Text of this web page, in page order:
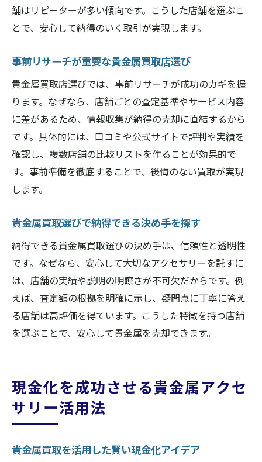
舗はリピーターが多い傾向です。こうした店舗を選ぶこ
とで、安心して納得のいく取引が実現します。
事前リサーチが重要な貴金属買取店選び
貴金属買取店選びでは、事前リサーチが成功のカギを握
ります。なぜなら、店舗ごとの査定基準やサービス内容
に差があるため、情報収集が納得の売却に直結するから
です。具体的には、口コミや公式サイトで評判や実績を
確認し、複数店舗の比較リストを作ることが効果的で
す。事前準備を徹底することで、後悔のない買取が実現
します。
貴金属買取選びで納得できる決め手を探す
納得できる貴金属買取選びの決め手は、信頼性と透明性
です。なぜなら、安心して大切なアクセサリーを託すに
は、店舗の実績や説明の明瞭さが不可欠だからです。例
えば、査定額の根拠を明確に示し、疑問点に丁寧に答え
る店舗は高評価を得ています。こうした特徴を持つ店舗
を選ぶことで、安心して貴金属を売却できます。
現金化を成功させる貴金属アクセ
サリー活用法
貴金属買取を活用した賢い現金化アイデア